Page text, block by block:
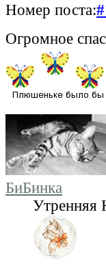
Номер поста:
Огромное
БиБинка
Утренняя